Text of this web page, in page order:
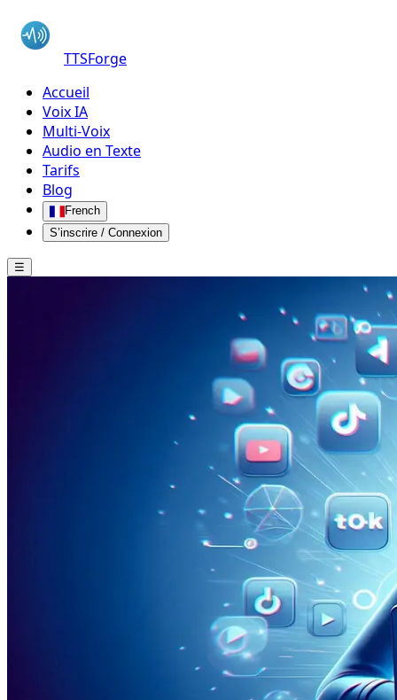
TTSForge
Accueil
Voix IA
Multi-Voix
Audio en Texte
Tarifs
Blog
French
S’inscrire / Connexion
☰